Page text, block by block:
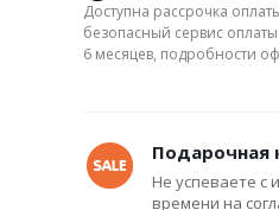
Доступна рассрочка
безопасный сервис
6 месяцев, подробности
Подарочная
Не успеваете с
времени на